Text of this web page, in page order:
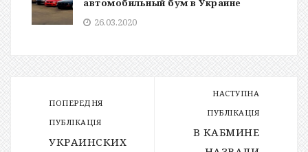
автомобильный бум в Украине
26.03.2020
ПОПЕРЕДНЯ
ПУБЛІКАЦІЯ
УКРАИНСКИХ
НАСТУПНА
ПУБЛІКАЦІЯ
В КАБМИНЕ